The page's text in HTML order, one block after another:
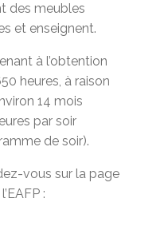
des meubles
et enseignent.
à l’obtention
heures, à raison
14 mois
par soir
de soir).
vous sur la page
: